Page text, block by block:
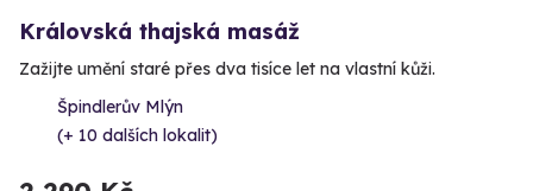
Královská thajská masáž
Zažijte umění staré přes dva tisíce let na vlastní kůži.
Špindlerův Mlýn
(+ 10 dalších lokalit)